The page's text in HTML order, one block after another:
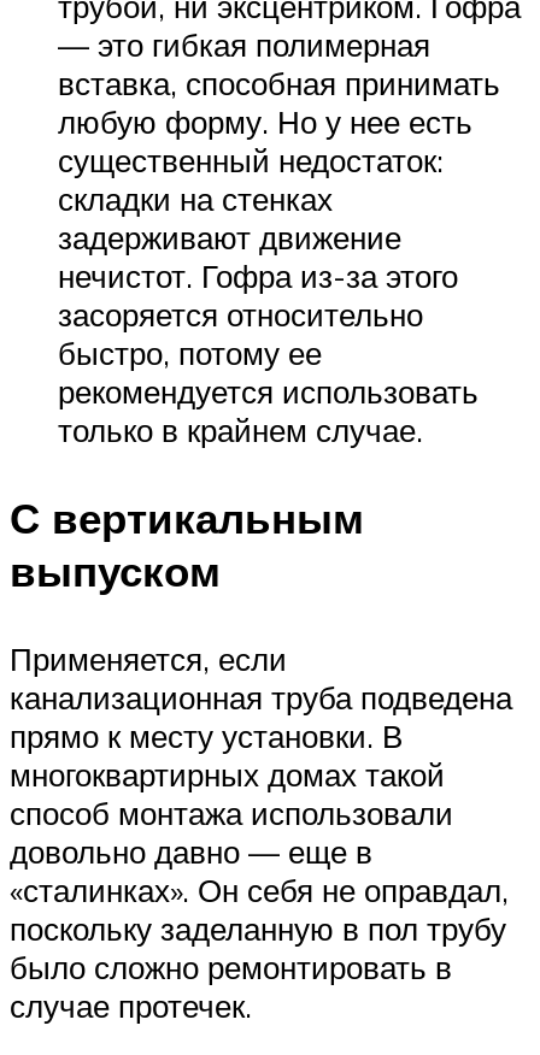
— это гибкая полимерная
вставка, способная принимать
любую форму. Но у нее есть
существенный недостаток:
складки на стенках
задерживают движение
нечистот. Гофра из-за этого
засоряется относительно
быстро, потому ее
рекомендуется использовать
только в крайнем случае.
С вертикальным
выпуском
Применяется, если
канализационная труба подведена
прямо к месту установки. В
многоквартирных домах такой
способ монтажа использовали
довольно давно — еще в
«сталинках». Он себя не оправдал,
поскольку заделанную в пол трубу
было сложно ремонтировать в
случае протечек.